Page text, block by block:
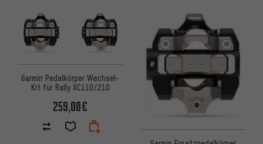
Garmin Pedalkörper Wechsel-
Kit für Rally XC110/210
259,00€